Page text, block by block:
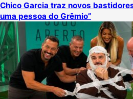
Chico Garcia traz novos
uma pessoa do Grêmio”